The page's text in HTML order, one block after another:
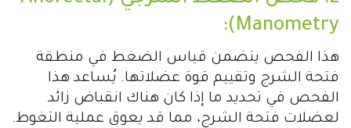
Manometry):
هذا الفحص يتضمن قياس الضغط في منطقة
فتحة الشرج وتقييم قوة عضلاتها. يُساعد هذا
الفحص في تحديد ما إذا كان هناك انقباض زائد
لعضلات فتحة الشرج، مما قد يعوق عملية التغوط.